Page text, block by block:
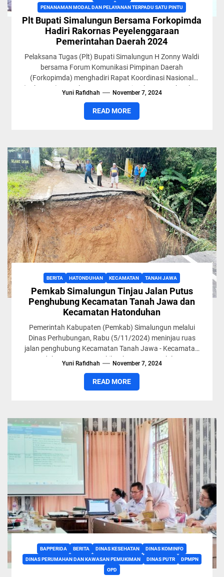
PENANAMAN MODAL DAN PELAYANAN TERPADU SATU PINTU
Plt Bupati Simalungun Bersama Forkopimda
Hadiri Rakornas Peyelenggaraan
Pemerintahan Daerah 2024
Pelaksana Tugas (Plt) Bupati Simalungun H Zonny Waldi
bersama Forum Komunikasi Pimpinan Daerah
(Forkopimda) menghadiri Rapat Koordinasi Nasional
(Rakornas) Penyelenggaran Pemerintahan Daerah Tahun
Yuni Rafidhah November 7, 2024
READ MORE
BERITA HATONDUHAN KECAMATAN TANAH JAWA
Pemkab Simalungun Tinjau Jalan Putus
Penghubung Kecamatan Tanah Jawa dan
Kecamatan Hatonduhan
Pemerintah Kabupaten (Pemkab) Simalungun melalui
Dinas Perhubungan, Rabu (5/11/2024) meninjau ruas
jalan penghubung Kecamatan Tanah Jawa - Kecamatan
Hatonduhan yang putus akibat bencana tanah longsor...
Yuni Rafidhah November 7, 2024
READ MORE
BAPPERIDA BERITA DINAS KESEHATAN
DINAS KOMINFO
DINAS PERUMAHAN DAN KAWASAN PEMUKIMAN
DINAS PUTR
DPMPN
OPD